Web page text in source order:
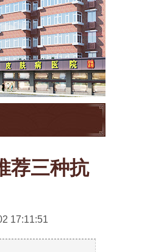
荐三种抗
17:11:51